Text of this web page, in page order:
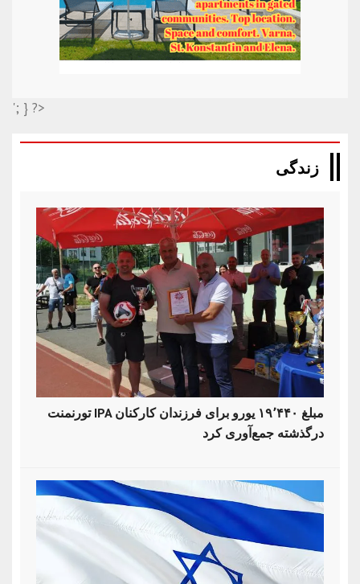
'; } ?>
زندگی
تورنمنت IPA مبلغ ۱۹٬۴۴۰ یورو برای فرزندان کارکنان
درگذشته جمع‌آوری کرد